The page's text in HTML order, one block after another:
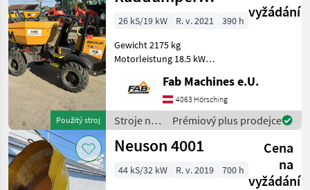
Použitý stroj
TA2SEH Hoch
und
Drehkippversion
vyžádání
26 kS/19 kW R. v. 2021
390 h
Gewicht 2175 kg
Motorleistung 18.5 kW
und Hochkipp / Swivel
(4410 lb) Maximal
Muldenkapazität (Gehäuft)
1.2
Fab Machines e.U.
4063 Hörsching
Stroje na
stavbu /
Mecalac
Prémiový plus prodejce
Neuson 4001
Cena
na
vyžádání
44 kS/32 kW R. v. 2019 700 h